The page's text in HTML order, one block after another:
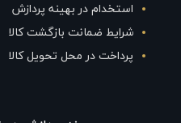
استخدام در بهینه پردازش
شرایط ضمانت بازگشت کالا
پرداخت در محل تحویل کالا